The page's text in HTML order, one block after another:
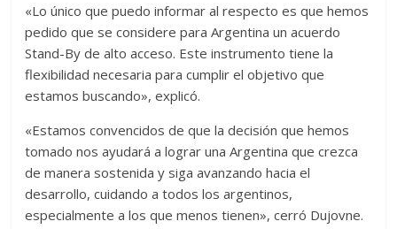
«Lo único que puedo informar al respecto es que hemos
pedido que se considere para Argentina un acuerdo
Stand-By de alto acceso. Este instrumento tiene la
flexibilidad necesaria para cumplir el objetivo que
estamos buscando», explicó.
«Estamos convencidos de que la decisión que hemos
tomado nos ayudará a lograr una Argentina que crezca
de manera sostenida y siga avanzando hacia el
desarrollo, cuidando a todos los argentinos,
especialmente a los que menos tienen», cerró Dujovne.